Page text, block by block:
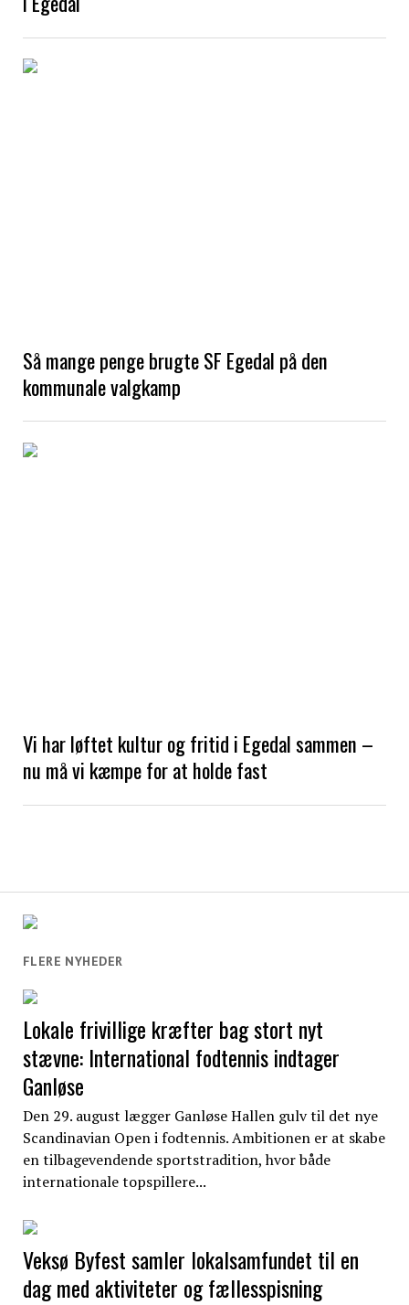
FLERE NYHEDER
Lokale frivillige kræfter bag stort nyt
stævne: International fodtennis indtager
Ganløse
Den 29. august lægger Ganløse Hallen gulv til det nye
Scandinavian Open i fodtennis. Ambitionen er at skabe
en tilbagevendende sportstradition, hvor både
internationale topspillere...
Veksø Byfest samler lokalsamfundet til en
dag med aktiviteter og fællesspisning
Så mange penge brugte SF Egedal på den
kommunale valgkamp
Vi har løftet kultur og fritid i Egedal sammen –
nu må vi kæmpe for at holde fast